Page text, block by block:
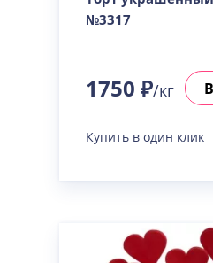
№3317
1750 ₽/кг
Купить в один клик